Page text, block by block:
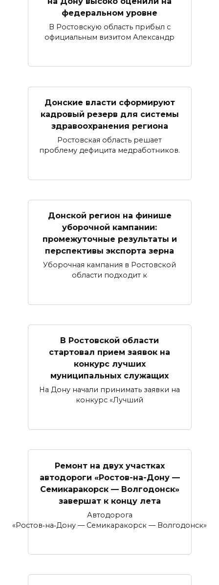
федеральном уровне
В Ростовскую область прибыл с
официальным визитом Александр
Донские власти сформируют
кадровый резерв для системы
здравоохранения региона
Ростовская область решает
проблему дефицита медработников.
Донской регион на финише
уборочной кампании:
промежуточные результаты и
перспективы экспорта зерна
Уборочная кампания в Ростовской
области подходит к
В Ростовской области
стартовал прием заявок на
конкурс лучших
муниципальных служащих
На Дону начали принимать заявки на
конкурс «Лучший
Ремонт на двух участках
автодороги «Ростов-на-Дону —
Семикаракорск — Волгодонск»
завершат к концу лета
Автодорога
«Ростов‑на‑Дону — Семикаракорск — Волгодонск»